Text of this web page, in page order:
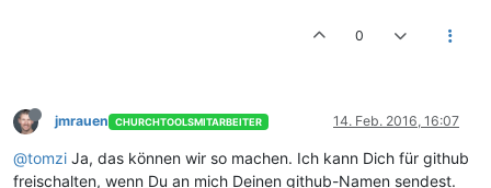
0
jmrauen CHURCHTOOLSMITARBEITER 14. Feb. 2016, 16:07
@tomzi Ja, das können wir so machen. Ich kann Dich für github
freischalten, wenn Du an mich Deinen github-Namen sendest.